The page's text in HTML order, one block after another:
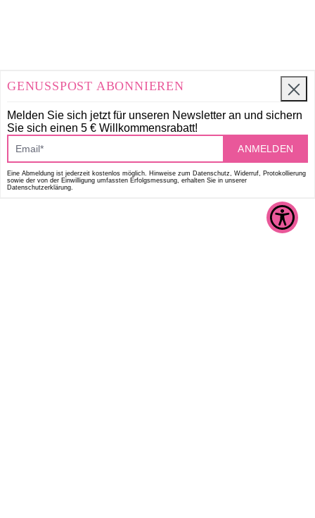
GENUSSPOST ABONNIEREN
Melden Sie sich jetzt für unseren Newsletter an und sichern
Sie sich einen 5 € Willkommensrabatt!
ANMELDEN
Eine Abmeldung ist jederzeit kostenlos möglich. Hinweise zum Datenschutz, Widerruf, Protokollierung
sowie der von der Einwilligung umfassten Erfolgsmessung, erhalten Sie in unserer
Datenschutzerklärung.